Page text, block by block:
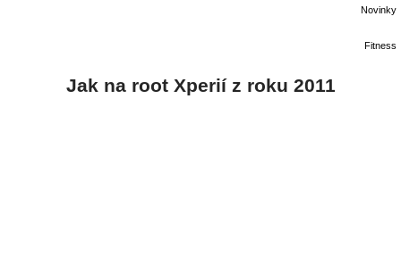
Novinky
Fitness
Jak na root Xperií z roku 2011